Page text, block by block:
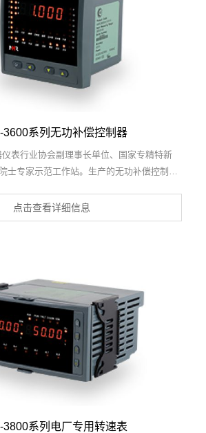
中显示仪等2项相关软件著作权。产品广泛应
工、水泥、造纸、新能源、基础设施等用电密
3600系列无功补偿控制器
表行业协会副理事长单位、国家专精特新
士专家示范工作站。生产的无功补偿控制器,
度保护等特点。产品获得基于一种交流信号变
电路、基于DCS技术的盘装式三相电量表等
与国际5G标准制定，取得无功功率补偿器等2
产品广泛应用于电力系统、工业制造、建筑楼
源、农村电网等行业的无功功率补偿控制。
点击查看详细信息
3800系列电厂专用转速表